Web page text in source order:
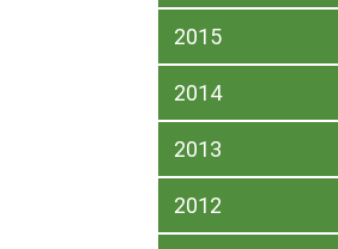
2015
2014
2013
2012